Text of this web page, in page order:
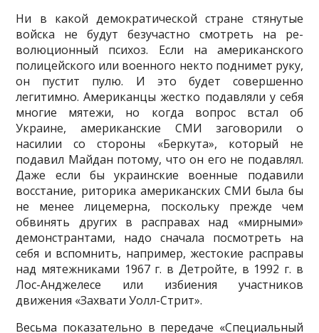
Ни в какой демократической стране стянутые
войска не будут безучастно смотреть на ре­
волюционный психоз. Если на американского
полицейского или военного некто поднимет руку,
он пустит пулю. И это будет совершенно
легитимно. Американцы жестко подавляли у себя
многие мятежи, но когда вопрос встал об
Украине, американские СМИ заговорили о
насилии со стороны «Беркута», который не
подавил Майдан потому, что он его не подавлял.
Даже если бы украинские военные подавили
восстание, риторика американских СМИ была бы
не менее лицемерна, по­скольку прежде чем
обвинять других в расправах над «мирными»
демонстрантами, надо сначала посмотреть на
себя и вспомнить, например, жестокие расправы
над мятежниками 1967 г. в Дет­ройте, в 1992 г. в
Лос-Анджелесе или избиения участников
движения «Захвати Уолл-Стрит».
Весьма показательно в передаче «Специальный